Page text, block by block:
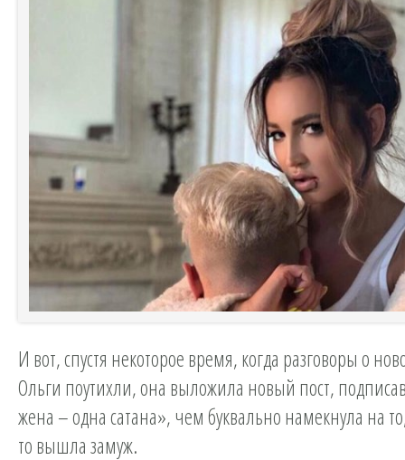
И вот, спустя некоторое время, когда разговоры о
Ольги поутихли, она выложила новый пост,
жена – одна сатана», чем буквально намекнула на
то вышла замуж.